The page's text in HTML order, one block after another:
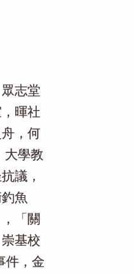
志堂
暉社
，何
大學教
議，
魚
「關
基校
件，金